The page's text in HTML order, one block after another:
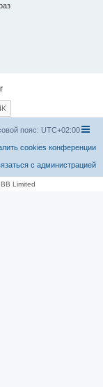
пояс: UTC+02:00
cookies конференции
с администрацией
Limited